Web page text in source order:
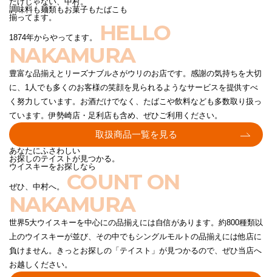
調味料も麺類もお菓子もたばこも
揃ってます。
1874年からやってます。
HELLO
NAKAMURA
豊富な品揃えとリーズナブルさがウリのお店です。感謝の気持ちを大切
に、1人でも多くのお客様の笑顔を見られるようなサービスを提供すべ
く努力しています。お酒だけでなく、たばこや飲料なども多数取り扱っ
ています。伊勢崎店・足利店も含め、ぜひご利用ください。
取扱商品一覧を見る
あなたにふさわしい
お探しのテイストが見つかる。
ウイスキーをお探しなら
ぜひ、中村へ。 COUNT ON
NAKAMURA
世界5大ウイスキーを中心にの品揃えには自信があります。約800種類以
上のウイスキーが並び、その中でもシングルモルトの品揃えには他店に
負けません。きっとお探しの「テイスト」が見つかるので、ぜひ当店へ
お越しください。